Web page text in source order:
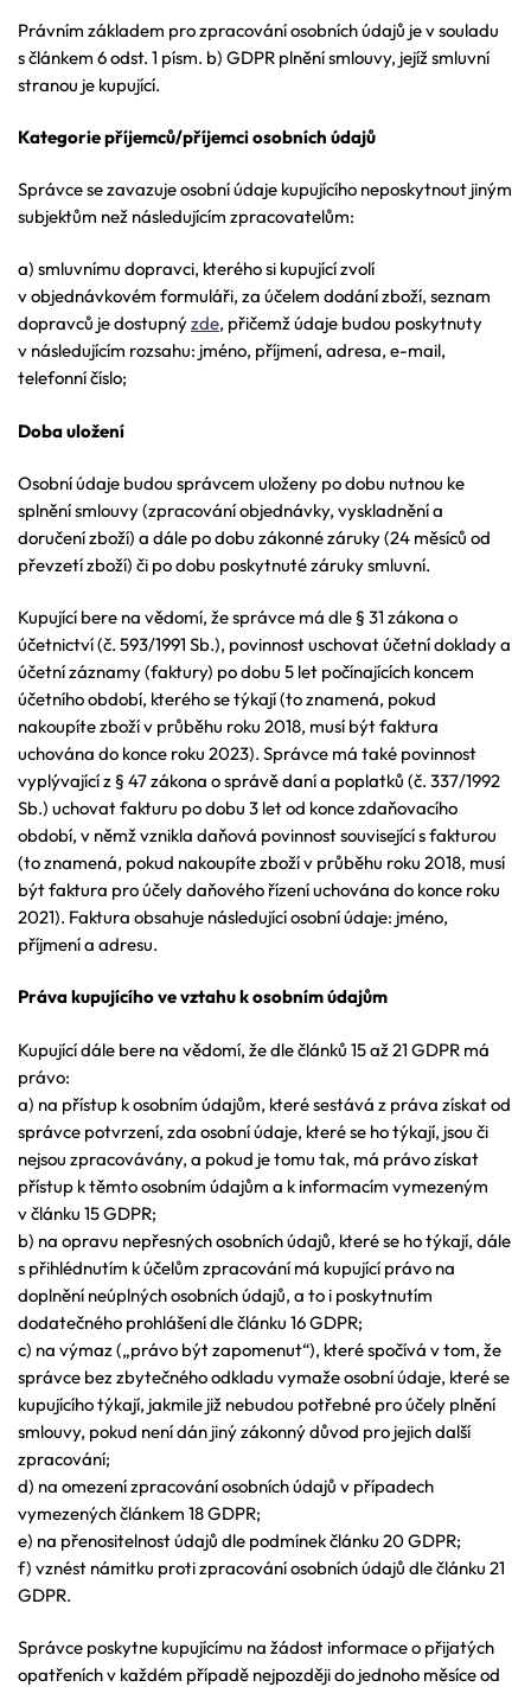
Právním základem pro zpracování osobních údajů je v souladu
s článkem 6 odst. 1 písm. b) GDPR plnění smlouvy, jejíž smluvní
stranou je kupující.
Kategorie příjemců/příjemci osobních údajů
Správce se zavazuje osobní údaje kupujícího neposkytnout jiným
subjektům než následujícím zpracovatelům:
a) smluvnímu dopravci, kterého si kupující zvolí
v objednávkovém formuláři, za účelem dodání zboží, seznam
dopravců je dostupnýzde, přičemž údaje budou poskytnuty
v následujícím rozsahu: jméno, příjmení, adresa, e-mail,
telefonní číslo;
Doba uložení
Osobní údaje budou správcem uloženy po dobu nutnou ke
splnění smlouvy (zpracování objednávky, vyskladnění a
doručení zboží) a dále po dobu zákonné záruky (24 měsíců od
převzetí zboží) či po dobu poskytnuté záruky smluvní.
Kupující bere na vědomí, že správce má dle § 31 zákona o
účetnictví (č. 593/1991 Sb.), povinnost uschovat účetní doklady a
účetní záznamy (faktury) po dobu 5 let počínajících koncem
účetního období, kterého se týkají (to znamená, pokud
nakoupíte zboží v průběhu roku 2018, musí být faktura
uchována do konce roku 2023). Správce má také povinnost
vyplývající z § 47 zákona o správě daní a poplatků (č. 337/1992
Sb.) uchovat fakturu po dobu 3 let od konce zdaňovacího
období, v němž vznikla daňová povinnost související s fakturou
(to znamená, pokud nakoupíte zboží v průběhu roku 2018, musí
být faktura pro účely daňového řízení uchována do konce roku
2021). Faktura obsahuje následující osobní údaje: jméno,
příjmení a adresu.
Práva kupujícího ve vztahu k osobním údajům
Kupující dále bere na vědomí, že dle článků 15 až 21 GDPR má
právo:
a) na přístup k osobním údajům, které sestává z práva získat od
správce potvrzení, zda osobní údaje, které se ho týkají, jsou či
nejsou zpracovávány, a pokud je tomu tak, má právo získat
přístup k těmto osobním údajům a k informacím vymezeným
v článku 15 GDPR;
b) na opravu nepřesných osobních údajů, které se ho týkají, dále
s přihlédnutím k účelům zpracování má kupující právo na
doplnění neúplných osobních údajů, a to i poskytnutím
dodatečného prohlášení dle článku 16 GDPR;
c) na výmaz („právo být zapomenut“), které spočívá v tom, že
správce bez zbytečného odkladu vymaže osobní údaje, které se
kupujícího týkají, jakmile již nebudou potřebné pro účely plnění
smlouvy, pokud není dán jiný zákonný důvod pro jejich další
zpracování;
d) na omezení zpracování osobních údajů v případech
vymezených článkem 18 GDPR;
e) na přenositelnost údajů dle podmínek článku 20 GDPR;
f) vznést námitku proti zpracování osobních údajů dle článku 21
GDPR.
Správce poskytne kupujícímu na žádost informace o přijatých
opatřeních v každém případě nejpozději do jednoho měsíce od